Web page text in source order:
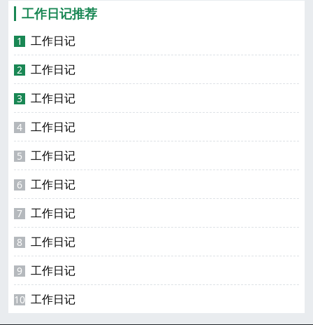
工作日记推荐
1 工作日记
2 工作日记
3 工作日记
4 工作日记
5 工作日记
6 工作日记
7 工作日记
8 工作日记
9 工作日记
10 工作日记